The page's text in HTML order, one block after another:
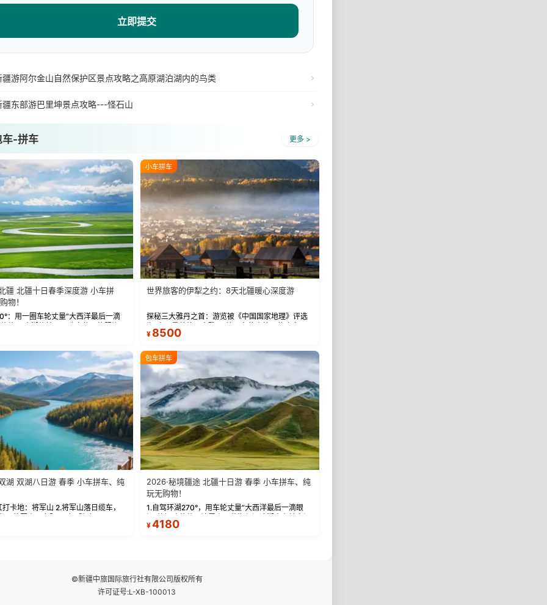
立即提交
疆游阿尔金山自然保护区景点攻略之高原湖泊湖内的鸟类
疆东部游巴里坤景点攻略---怪石山
车-拼车 更多 >
疆 北疆十日春季深度游 小车拼
物！
：用一圈车轮丈量“大西洋最后一滴
小车拼车
世界旅客的伊犁之约：8天北疆暖心深度游
探秘三大雅丹之首：游览被《中国国家地理》评选
为“中国最美的三大雅丹”第一名的克拉玛依魔鬼
城。 中国第一村：探访仅存的图瓦人最大村落——
¥ 8500
湖 双湖八日游 春季 小车拼车、纯
卡地：将军山 2.将军山落日缆车，
包车拼车
2026·秘境疆途 北疆十日游 春季 小车拼车、纯
玩无购物！
1.自驾环湖270°，用车轮丈量“大西洋最后一滴眼
泪”的极致蔚蓝，让雪山、花海与深邃湖水在转弯间
连成自由的画卷。 2.特别赠送那拉提景区3公里内，
¥4180
©新疆中旅国际旅行社有限公司版权所有
许可证号:L-XB-100013